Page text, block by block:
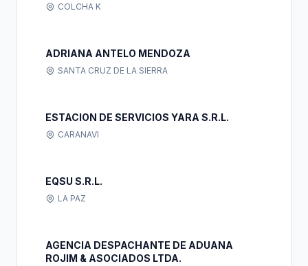
COLCHA K
ADRIANA ANTELO MENDOZA
SANTA CRUZ DE LA SIERRA
ESTACION DE SERVICIOS YARA S.R.L.
CARANAVI
EQSU S.R.L.
LA PAZ
AGENCIA DESPACHANTE DE ADUANA
ROJIM & ASOCIADOS LTDA.